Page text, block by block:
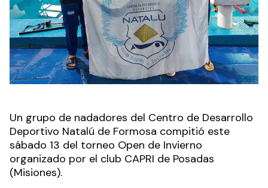
Un grupo de nadadores del Centro de Desarrollo
Deportivo Natalú de Formosa compitió este
sábado 13 del torneo Open de Invierno
organizado por el club CAPRI de Posadas
(Misiones).